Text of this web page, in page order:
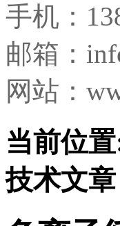
手机：
邮箱：
网站：
当前位
技术文章